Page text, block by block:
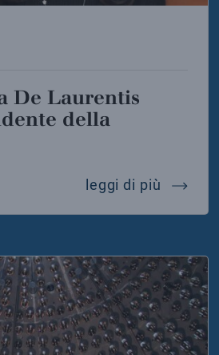
della
leggi di più